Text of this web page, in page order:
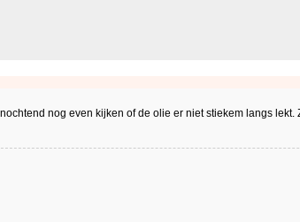
nog even kijken of de olie er niet stiekem langs lekt.